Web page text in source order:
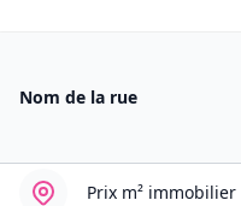
Nom de la rue
Prix m² immobilier